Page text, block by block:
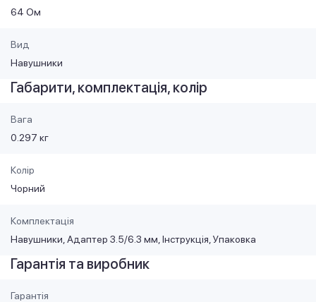
64 Ом
Вид
Навушники
Габарити, комплектація, колір
Вага
0.297 кг
Колір
Чорний
Комплектація
Навушники, Адаптер 3.5/6.3 мм, Інструкція, Упаковка
Гарантія та виробник
Гарантія